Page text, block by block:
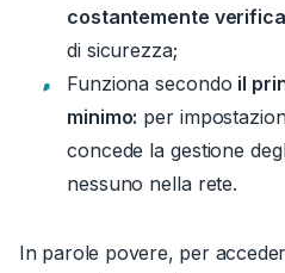
costantemente
di sicurezza;
Funziona secondo il
minimo: per
concede la gestione
nessuno nella rete.
In parole povere, per